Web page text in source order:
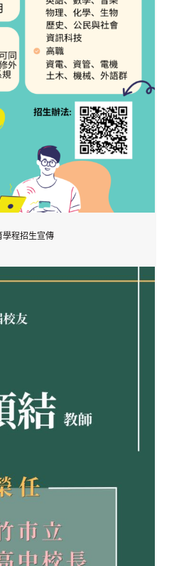
學程招生宣傳